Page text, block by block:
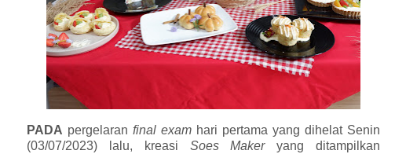
PADA pergelaran final exam hari pertama yang dihelat Senin
(03/07/2023) lalu, kreasi Soes Makeryang ditampilkan